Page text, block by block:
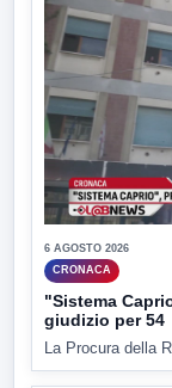
6 AGOSTO 2026
CRONACA
"Sistema
giudizio per 54
La Procura della